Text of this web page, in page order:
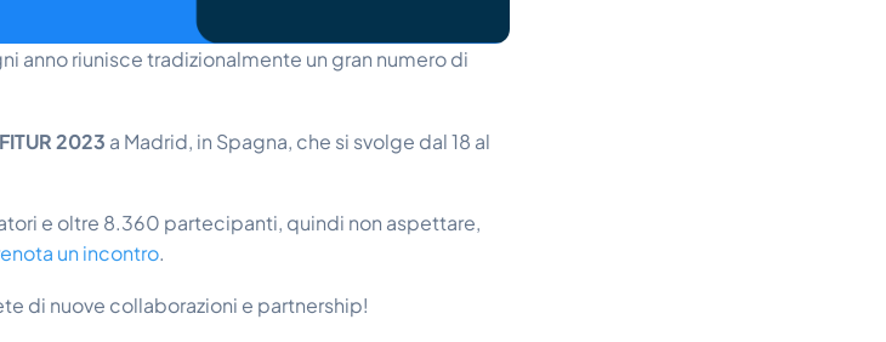
anno riunisce tradizionalmente un gran numero di
FITUR 2023 a Madrid, in Spagna, che si svolge dal18 al
e oltre 8.360 partecipanti, quindi non aspettare,
un incontro.
di nuove collaborazioni e partnership!